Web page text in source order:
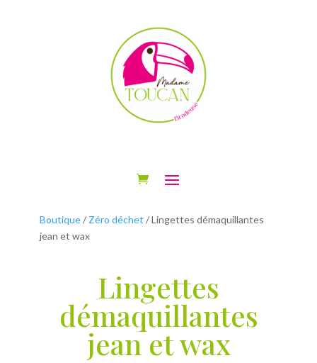
Boutique/ Zéro déchet / Lingettes démaquillantes
jean et wax
Lingettes
démaquillantes
jean et wax